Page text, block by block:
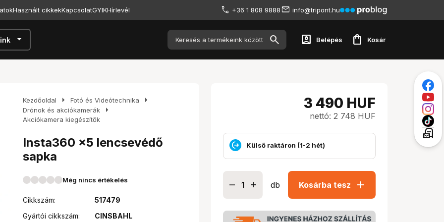
Használt cikkekKapcsolatGYIKHírlevél +36 1 808 9888 info@tripont.hu
arrow_drop_down account_box Belépés shopping_bag Kosár
Kezdőoldal arrow_right Fotó és Videótechnika arrow_right
Drónok és akciókamerák arrow_right
Akciókamera kiegészítők
Insta360 x5 lencsevédő
sapka
Még nincs értékelés
Cikkszám:
517479
Gyártói cikkszám:
CINSBAHL
3 490 HUF
nettó: 2 748 HUF
Külső raktáron (1-2 hét)
db Kosárba tesz add
local_post_office